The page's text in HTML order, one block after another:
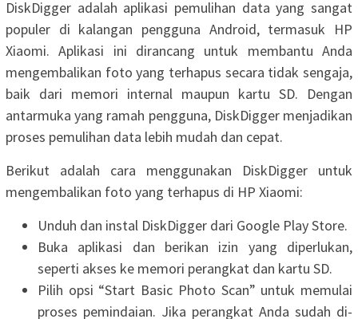
DiskDigger adalah aplikasi pemulihan data yang sangat
populer di kalangan pengguna Android, termasuk HP
Xiaomi. Aplikasi ini dirancang untuk membantu Anda
mengembalikan foto yang terhapus secara tidak sengaja,
baik dari memori internal maupun kartu SD. Dengan
antarmuka yang ramah pengguna, DiskDigger menjadikan
proses pemulihan data lebih mudah dan cepat.
Berikut adalah cara menggunakan DiskDigger untuk
mengembalikan foto yang terhapus di HP Xiaomi:
Unduh dan instal DiskDigger dari Google Play Store.
Buka aplikasi dan berikan izin yang diperlukan,
seperti akses ke memori perangkat dan kartu SD.
Pilih opsi “Start Basic Photo Scan” untuk memulai
proses pemindaian. Jika perangkat Anda sudah di-